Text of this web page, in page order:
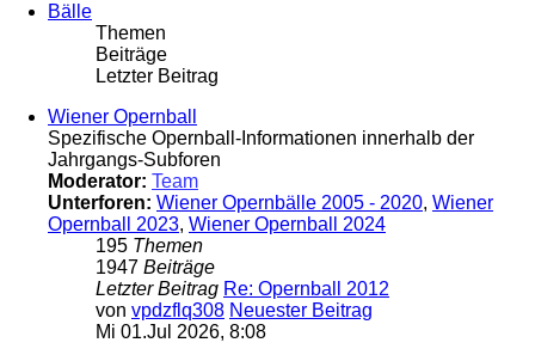
Bälle
Themen
Beiträge
Letzter Beitrag
Wiener Opernball
Spezifische Opernball-Informationen innerhalb der
Jahrgangs-Subforen
Moderator: Team
Unterforen: Wiener Opernbälle 2005 - 2020, Wiener
Opernball 2023, Wiener Opernball 2024
195 Themen
1947 Beiträge
Letzter Beitrag Re: Opernball 2012
von vpdzflq308 Neuester Beitrag
Mi 01.Jul 2026, 8:08